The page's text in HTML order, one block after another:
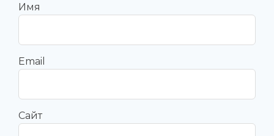
Имя
Email
Сайт